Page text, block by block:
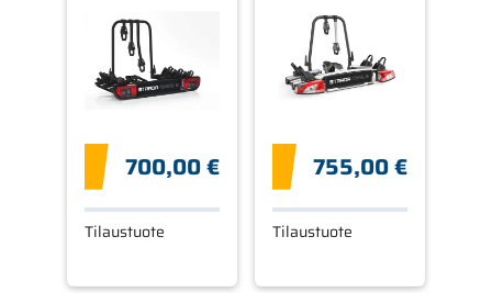
700,00 €
Tilaustuote
755,00 €
Tilaustuote